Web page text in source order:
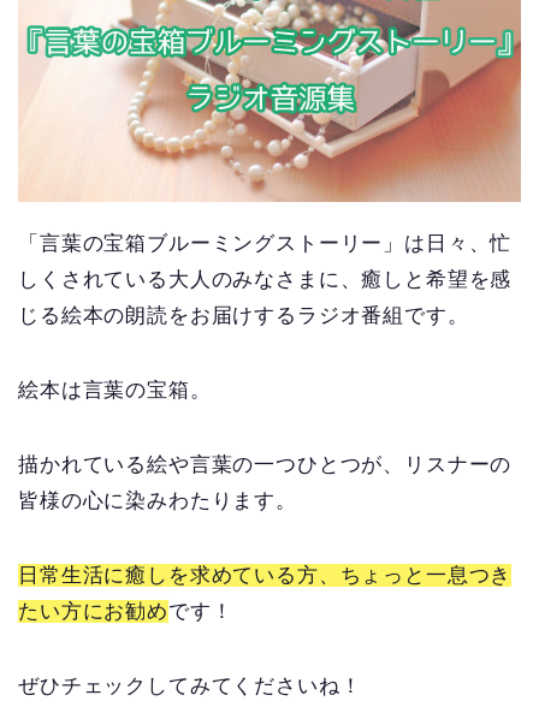
「言葉の宝箱ブルーミングストーリー」は日々、忙
しくされている大人のみなさまに、癒しと希望を感
じる絵本の朗読をお届けするラジオ番組です。
絵本は言葉の宝箱。
描かれている絵や言葉の一つひとつが、リスナーの
皆様の心に染みわたります。
日常生活に癒しを求めている方、ちょっと一息つき
たい方にお勧めです！
ぜひチェックしてみてくださいね！